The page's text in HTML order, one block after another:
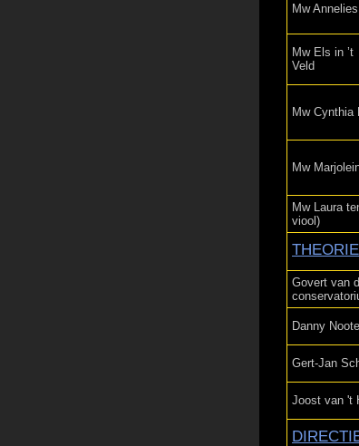
Mw
Mw Els in ’t
Mw Cynthia
Mw
Mw Laura
viool)
Govert van
Danny
Gert-Jan
Joost van 't